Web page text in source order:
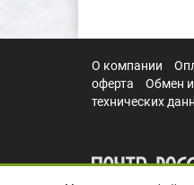
О компании
оферта
Обмен
технических